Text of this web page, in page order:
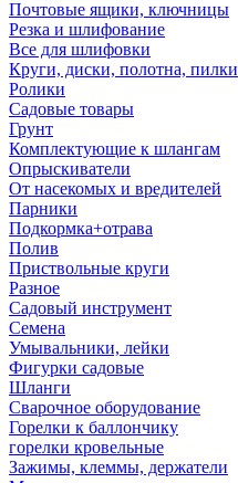
Почтовые ящики, ключницы
Резка и шлифование
Все для шлифовки
Круги, диски, полотна, пилки
Ролики
Садовые товары
Грунт
Комплектующие к шлангам
Опрыскиватели
От насекомых и вредителей
Парники
Подкормка+отрава
Полив
Приствольные круги
Разное
Садовый инструмент
Семена
Умывальники, лейки
Фигурки садовые
Шланги
Сварочное оборудование
Горелки к баллончику
горелки кровельные
Зажимы, клеммы, держатели